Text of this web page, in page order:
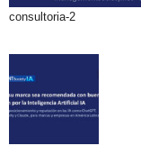
consultoria-2